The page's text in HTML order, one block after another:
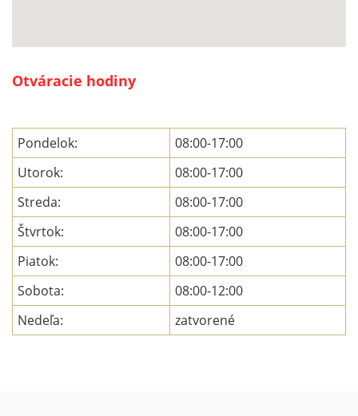
Otváracie hodiny
Pondelok:
08:00-17:00
Utorok:
08:00-17:00
Streda:
08:00-17:00
Štvrtok:
08:00-17:00
Piatok:
08:00-17:00
Sobota:
08:00-12:00
Nedeľa:
zatvorené